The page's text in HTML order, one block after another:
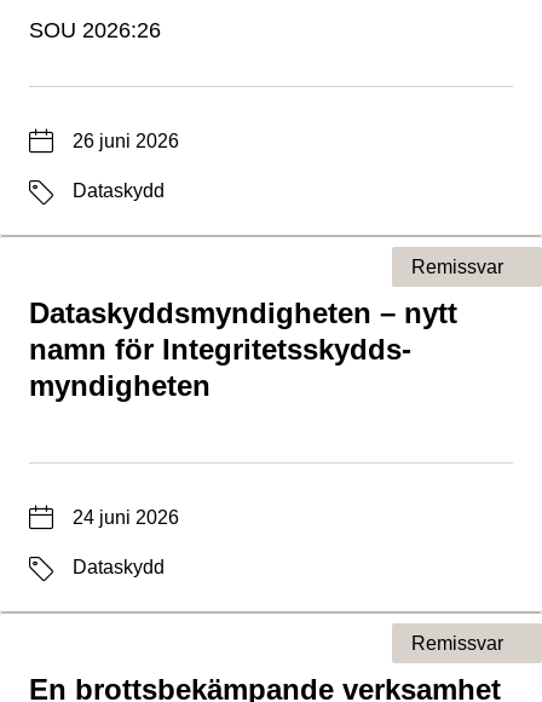
SOU 2026:26
Datum26 juni 2026
EtiketterDataskydd
Dataskyddsmyndigheten – nytt
namn för Integritets­skydds­
myndigheten
Typ av sida
Remissvar
Datum24 juni 2026
EtiketterDataskydd
En brottsbekämpande verksamhet
Typ av sida
Remissvar